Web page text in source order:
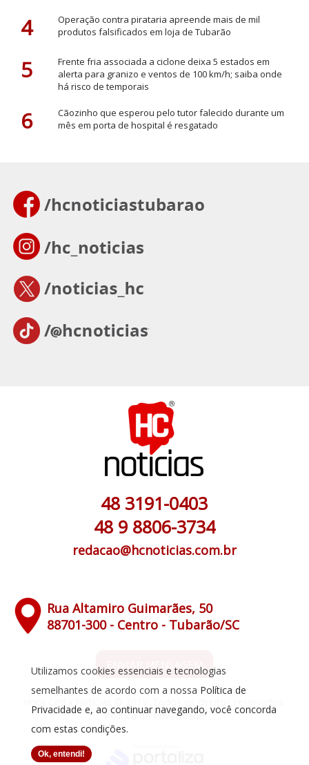
4
Operação contra pirataria apreende mais de mil
produtos falsificados em loja de Tubarão
5
Frente fria associada a ciclone deixa 5 estados em
alerta para granizo e ventos de 100 km/h; saiba onde
há risco de temporais
6
Cãozinho que esperou pelo tutor falecido durante um
mês em porta de hospital é resgatado
48 3191-0403
48 9 8806-3734
redacao@hcnoticias.com.br
Rua Altamiro Guimarães, 50
88701-300 - Centro - Tubarão/SC
ENVIAR MENSAGEM
Política de Privacidade
Utilizamos cookies essenciais e tecnologias
semelhantes de acordo com a nossa Política de
Privacidade e, ao continuar navegando, você concorda
com estas condições.
Ok, entendi!